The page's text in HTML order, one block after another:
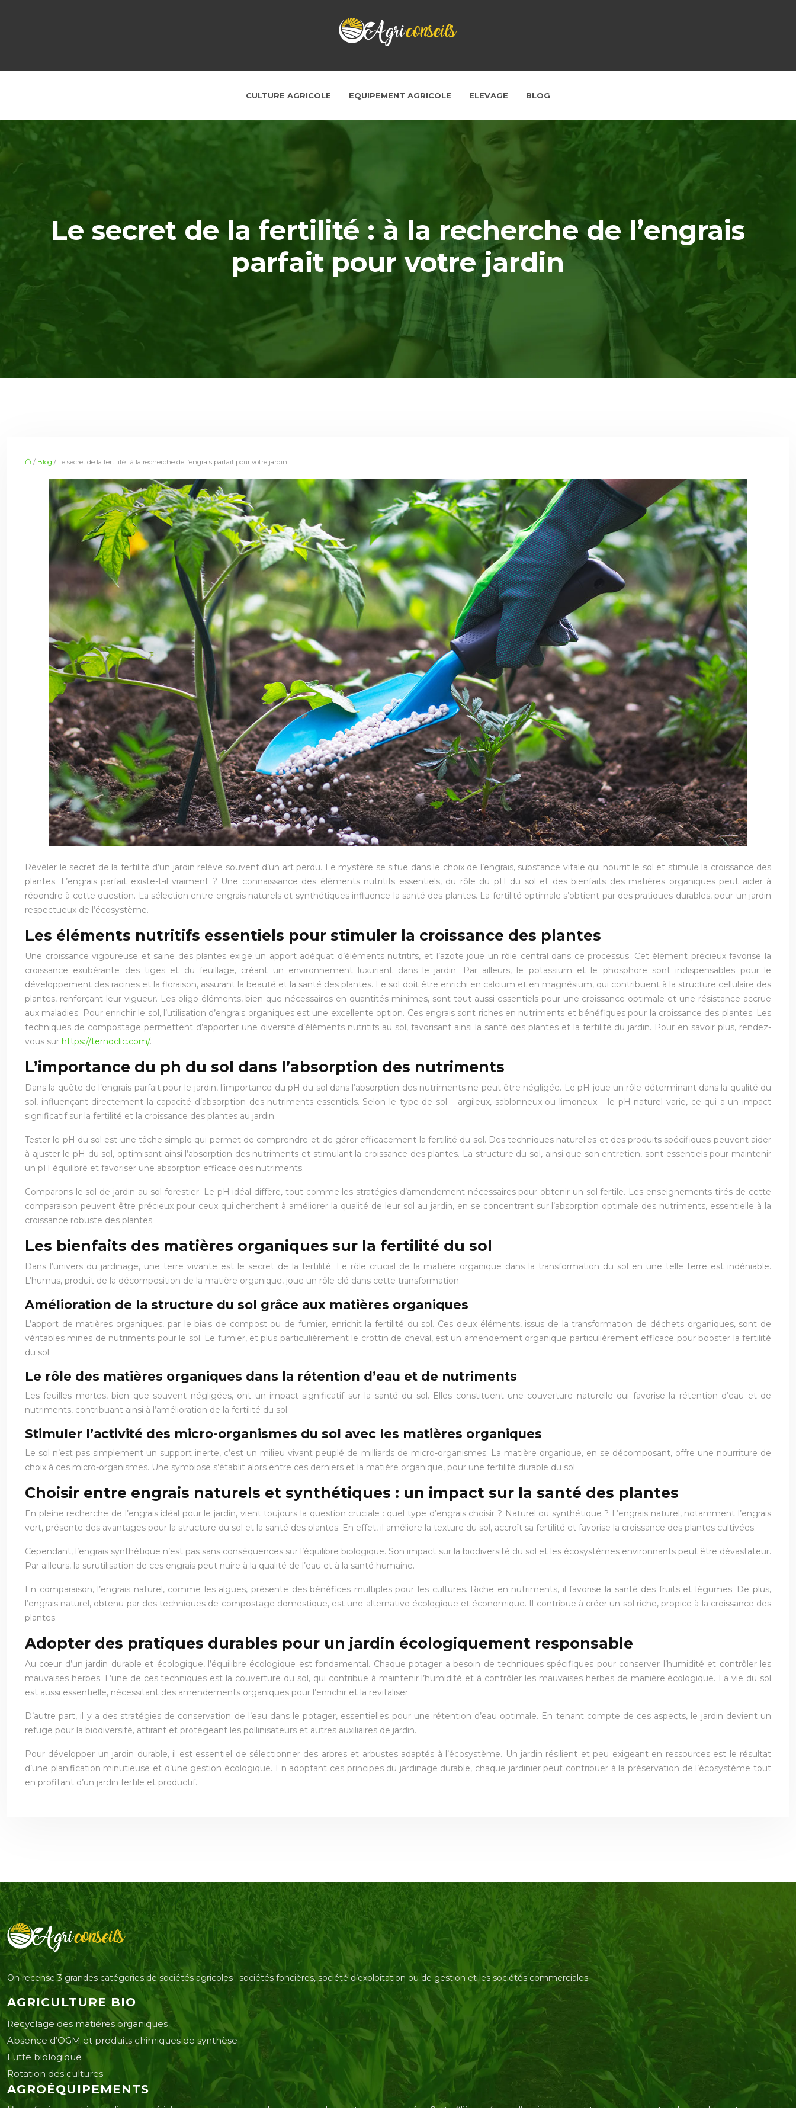
CULTURE AGRICOLE EQUIPEMENT AGRICOLE ELEVAGE BLOG
Le secret de la fertilité : à la recherche de l’engrais
parfait pour votre jardin
/ Blog / Le secret de la fertilité : à la recherche de l’engrais parfait pour votre jardin
Révéler le secret de la fertilité d’un jardin relève souvent d’un art perdu. Le mystère se situe dans le choix de l’engrais, substance vitale qui nourrit le sol et stimule la croissance des
plantes. L’engrais parfait existe-t-il vraiment ? Une connaissance des éléments nutritifs essentiels, du rôle du pH du sol et des bienfaits des matières organiques peut aider à
répondre à cette question. La sélection entre engrais naturels et synthétiques influence la santé des plantes. La fertilité optimale s’obtient par des pratiques durables, pour un jardin
respectueux de l’écosystème.
Les éléments nutritifs essentiels pour stimuler la croissance des plantes
Une croissance vigoureuse et saine des plantes exige un apport adéquat d’éléments nutritifs, et l’azote joue un rôle central dans ce processus. Cet élément précieux favorise la
croissance exubérante des tiges et du feuillage, créant un environnement luxuriant dans le jardin. Par ailleurs, le potassium et le phosphore sont indispensables pour le
développement des racines et la floraison, assurant la beauté et la santé des plantes. Le sol doit être enrichi en calcium et en magnésium, qui contribuent à la structure cellulaire des
plantes, renforçant leur vigueur. Les oligo-éléments, bien que nécessaires en quantités minimes, sont tout aussi essentiels pour une croissance optimale et une résistance accrue
aux maladies. Pour enrichir le sol, l’utilisation d’engrais organiques est une excellente option. Ces engrais sont riches en nutriments et bénéfiques pour la croissance des plantes. Les
techniques de compostage permettent d’apporter une diversité d’éléments nutritifs au sol, favorisant ainsi la santé des plantes et la fertilité du jardin. Pour en savoir plus, rendez-
vous sur https://ternoclic.com/.
L’importance du ph du sol dans l’absorption des nutriments
Dans la quête de l’engrais parfait pour le jardin, l’importance du pH du sol dans l’absorption des nutriments ne peut être négligée. Le pH joue un rôle déterminant dans la qualité du
sol, influençant directement la capacité d’absorption des nutriments essentiels. Selon le type de sol – argileux, sablonneux ou limoneux – le pH naturel varie, ce qui a un impact
significatif sur la fertilité et la croissance des plantes au jardin.
Tester le pH du sol est une tâche simple qui permet de comprendre et de gérer efficacement la fertilité du sol. Des techniques naturelles et des produits spécifiques peuvent aider
à ajuster le pH du sol, optimisant ainsi l’absorption des nutriments et stimulant la croissance des plantes. La structure du sol, ainsi que son entretien, sont essentiels pour maintenir
un pH équilibré et favoriser une absorption efficace des nutriments.
Comparons le sol de jardin au sol forestier. Le pH idéal diffère, tout comme les stratégies d’amendement nécessaires pour obtenir un sol fertile. Les enseignements tirés de cette
comparaison peuvent être précieux pour ceux qui cherchent à améliorer la qualité de leur sol au jardin, en se concentrant sur l’absorption optimale des nutriments, essentielle à la
croissance robuste des plantes.
Les bienfaits des matières organiques sur la fertilité du sol
Dans l’univers du jardinage, une terre vivante est le secret de la fertilité. Le rôle crucial de la matière organique dans la transformation du sol en une telle terre est indéniable.
L’humus, produit de la décomposition de la matière organique, joue un rôle clé dans cette transformation.
Amélioration de la structure du sol grâce aux matières organiques
L’apport de matières organiques, par le biais de compost ou de fumier, enrichit la fertilité du sol. Ces deux éléments, issus de la transformation de déchets organiques, sont de
véritables mines de nutriments pour le sol. Le fumier, et plus particulièrement le crottin de cheval, est un amendement organique particulièrement efficace pour booster la fertilité
du sol.
Le rôle des matières organiques dans la rétention d’eau et de nutriments
Les feuilles mortes, bien que souvent négligées, ont un impact significatif sur la santé du sol. Elles constituent une couverture naturelle qui favorise la rétention d’eau et de
nutriments, contribuant ainsi à l’amélioration de la fertilité du sol.
Stimuler l’activité des micro-organismes du sol avec les matières organiques
Le sol n’est pas simplement un support inerte, c’est un milieu vivant peuplé de milliards de micro-organismes. La matière organique, en se décomposant, offre une nourriture de
choix à ces micro-organismes. Une symbiose s’établit alors entre ces derniers et la matière organique, pour une fertilité durable du sol.
Choisir entre engrais naturels et synthétiques : un impact sur la santé des plantes
En pleine recherche de l’engrais idéal pour le jardin, vient toujours la question cruciale : quel type d’engrais choisir ? Naturel ou synthétique ? L’engrais naturel, notamment l’engrais
vert, présente des avantages pour la structure du sol et la santé des plantes. En effet, il améliore la texture du sol, accroît sa fertilité et favorise la croissance des plantes cultivées.
Cependant, l’engrais synthétique n’est pas sans conséquences sur l’équilibre biologique. Son impact sur la biodiversité du sol et les écosystèmes environnants peut être dévastateur.
Par ailleurs, la surutilisation de ces engrais peut nuire à la qualité de l’eau et à la santé humaine.
En comparaison, l’engrais naturel, comme les algues, présente des bénéfices multiples pour les cultures. Riche en nutriments, il favorise la santé des fruits et légumes. De plus,
l’engrais naturel, obtenu par des techniques de compostage domestique, est une alternative écologique et économique. Il contribue à créer un sol riche, propice à la croissance des
plantes.
Adopter des pratiques durables pour un jardin écologiquement responsable
Au cœur d’un jardin durable et écologique, l’équilibre écologique est fondamental. Chaque potager a besoin de techniques spécifiques pour conserver l’humidité et contrôler les
mauvaises herbes. L’une de ces techniques est la couverture du sol, qui contribue à maintenir l’humidité et à contrôler les mauvaises herbes de manière écologique. La vie du sol
est aussi essentielle, nécessitant des amendements organiques pour l’enrichir et la revitaliser.
D’autre part, il y a des stratégies de conservation de l’eau dans le potager, essentielles pour une rétention d’eau optimale. En tenant compte de ces aspects, le jardin devient un
refuge pour la biodiversité, attirant et protégeant les pollinisateurs et autres auxiliaires de jardin.
Pour développer un jardin durable, il est essentiel de sélectionner des arbres et arbustes adaptés à l’écosystème. Un jardin résilient et peu exigeant en ressources est le résultat
d’une planification minutieuse et d’une gestion écologique. En adoptant ces principes du jardinage durable, chaque jardinier peut contribuer à la préservation de l’écosystème tout
en profitant d’un jardin fertile et productif.
On recense 3 grandes catégories de sociétés agricoles : sociétés foncières, société d’exploitation ou de gestion et les sociétés commerciales.
AGRICULTURE BIO
Recyclage des matières organiques
Absence d’OGM et produits chimiques de synthèse
Lutte biologique
Rotation des cultures
AGROÉQUIPEMENTS
L’agroéquipement inclut divers matériels comme des drones, des tracteurs, des capteurs connectés… Cette filière préserve l’environnement tout en augmentant les rendements.